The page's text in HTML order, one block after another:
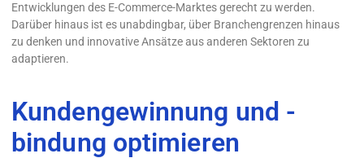
Entwicklungen des E-Commerce-Marktes gerecht zu werden.
Darüber hinaus ist es unabdingbar, über Branchengrenzen hinaus
zu denken und innovative Ansätze aus anderen Sektoren zu
adaptieren.
Kundengewinnung und -
bindung optimieren